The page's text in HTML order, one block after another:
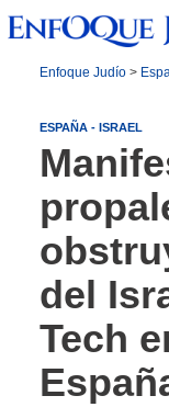
Enfoque Judío>
ESPAÑA - ISRAEL
del
Tech